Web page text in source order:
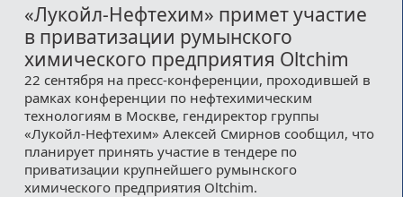
Пользовательское соглашение
Медиакит
Контакты
«Лукойл-Нефтехим» примет участие
в приватизации румынского
химического предприятия Oltchim
22 сентября на пресс-конференции, проходившей в
рамках конференции по нефтехимическим
технологиям в Москве, гендиректор группы
«Лукойл-Нефтехим» Алексей Смирнов сообщил, что
планирует принять участие в тендере по
приватизации крупнейшего румынского
химического предприятия Oltchim.